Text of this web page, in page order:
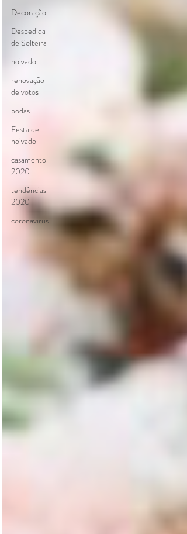
Decoração
Despedida
de Solteira
noivado
renovação
de votos
bodas
Festa de
noivado
casamento
2020
tendências
2020
coronavirus